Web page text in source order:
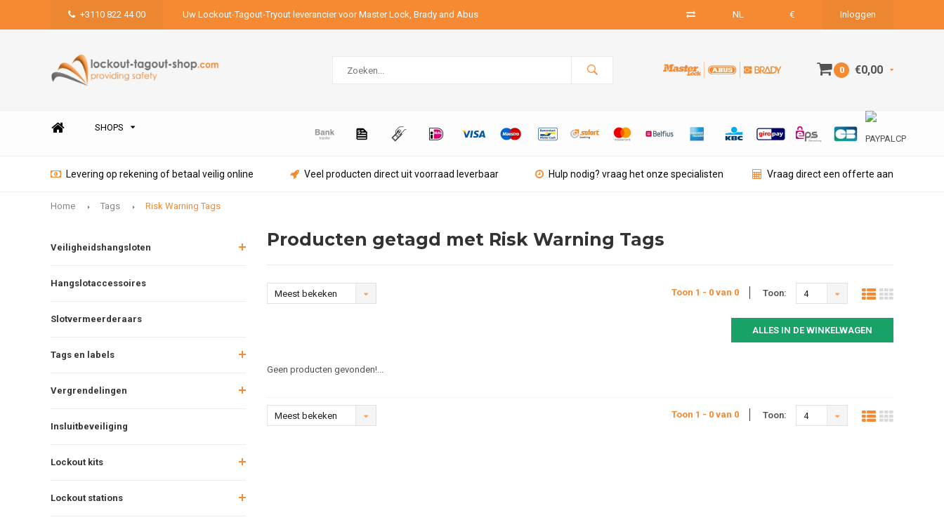
+3110 822 44 00 Uw Lockout-Tagout-Tryout leverancier voor Master Lock, Brady and Abus NL € Inloggen
0 €0,00
SHOPS
Levering op rekening of betaal veilig online Veel producten direct uit voorraad leverbaar Hulp nodig? vraag het onze specialisten Vraag direct een offerte aan
Home Tags Risk Warning Tags
Veiligheidshangsloten
Hangslotaccessoires
Slotvermeerderaars
Tags en labels
Vergrendelingen
Insluitbeveiliging
Lockout kits
Lockout stations
Producten getagd met Risk Warning Tags
Meest bekeken Toon 1 - 0 van 0 Toon: 4
ALLES IN DE WINKELWAGEN
Geen producten gevonden!...
Meest bekeken Toon 1 - 0 van 0 Toon: 4